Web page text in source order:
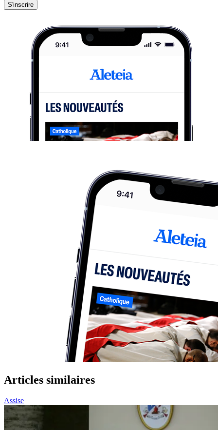
S'inscrire
Articles similaires
Assise